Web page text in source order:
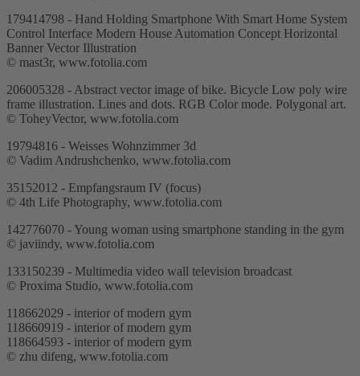
179414798 - Hand Holding Smartphone With Smart Home System
Control Interface Modern House Automation Concept Horizontal
Banner Vector Illustration
© mast3r, www.fotolia.com
206005328 - Abstract vector image of bike. Bicycle Low poly wire
frame illustration. Lines and dots. RGB Color mode. Polygonal art.
© ToheyVector, www.fotolia.com
19794816 - Weisses Wohnzimmer 3d
© Vadim Andrushchenko, www.fotolia.com
35152012 - Empfangsraum IV (focus)
© 4th Life Photography, www.fotolia.com
142776070 - Young woman using smartphone standing in the gym
© javiindy, www.fotolia.com
133150239 - Multimedia video wall television broadcast
© Proxima Studio, www.fotolia.com
118662029 - interior of modern gym
118660919 - interior of modern gym
118664593 - interior of modern gym
© zhu difeng, www.fotolia.com